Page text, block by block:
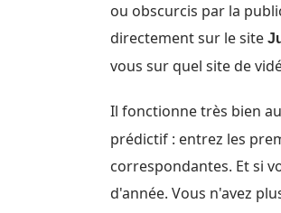
ou obscurcis par la
directement sur le site
vous sur quel site de
Il fonctionne très bien
prédictif : entrez les
correspondantes. Et si
d'année. Vous n'avez